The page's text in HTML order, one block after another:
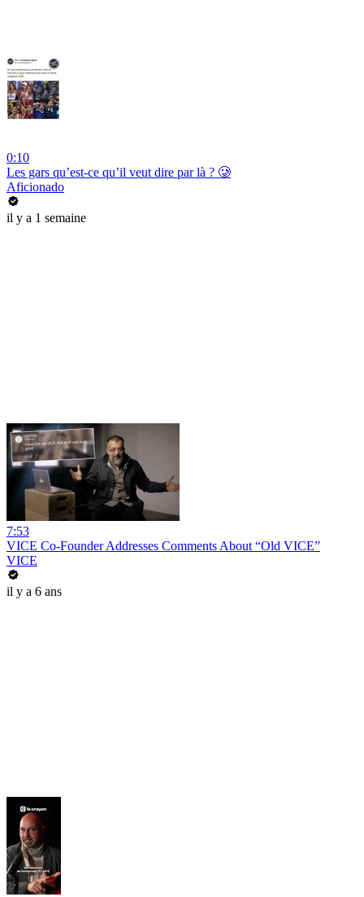
0:10
Les gars qu’est-ce qu’il veut dire par là ? 🥲
Aficionado
il y a 1 semaine
7:53
VICE Co-Founder Addresses Comments About “Old VICE”
VICE
il y a 6 ans